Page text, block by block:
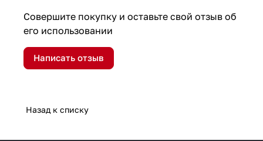
Совершите покупку и оставьте свой отзыв об
его использовании
Написать отзыв
Назад к списку